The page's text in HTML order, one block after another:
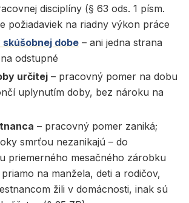
disciplíny (§ 63 ods. 1 písm.
požiadaviek na riadny výkon práce
skúšobnej dobe – ani jedna strana
odstupné
určitej – pracovný pomer na dobu
uplynutím doby, bez nároku na
– pracovný pomer zaniká;
smrťou nezanikajú – do
priemerného mesačného zárobku
na manžela, deti a rodičov,
žili v domácnosti, inak sú